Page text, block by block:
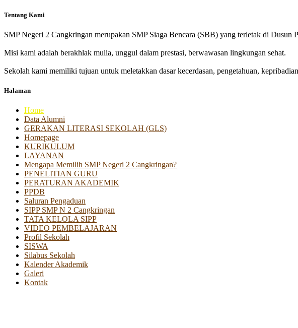
Tentang Kami
SMP Negeri 2 Cangkringan merupakan SMP Siaga Bencara (SBB) yang terletak di Dusun
Misi kami adalah berakhlak mulia, unggul dalam prestasi, berwawasan lingkungan sehat.
Sekolah kami memiliki tujuan untuk meletakkan dasar kecerdasan, pengetahuan,
Halaman
Home
Data Alumni
GERAKAN LITERASI SEKOLAH (GLS)
Homepage
KURIKULUM
LAYANAN
Mengapa Memilih SMP Negeri 2 Cangkringan?
PENELITIAN GURU
PERATURAN AKADEMIK
PPDB
Saluran Pengaduan
SIPP SMP N 2 Cangkringan
TATA KELOLA SIPP
VIDEO PEMBELAJARAN
Profil Sekolah
SISWA
Silabus Sekolah
Kalender Akademik
Galeri
Kontak